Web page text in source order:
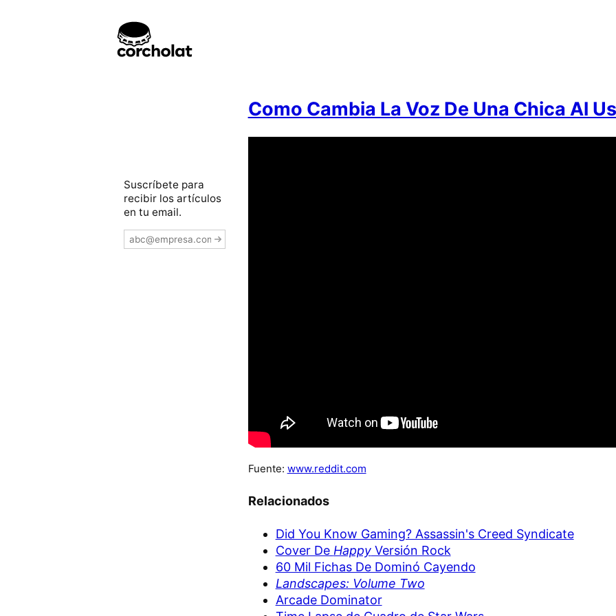
Como Cambia La Voz De Una Chica Al
Fuente: www.reddit.com
Relacionados
Did You Know Gaming? Assassin's Creed Syndicate
Cover De HappyVersión Rock
60 Mil Fichas De Dominó Cayendo
Landscapes: Volume Two
Arcade Dominator
Suscríbete para
recibir los artículos
en tu email.